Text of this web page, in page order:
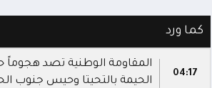
كما ورد
04:17
المقاومة الوطنية تصد هجوماً
الحيمة بالتحيتا وحيس جنوب